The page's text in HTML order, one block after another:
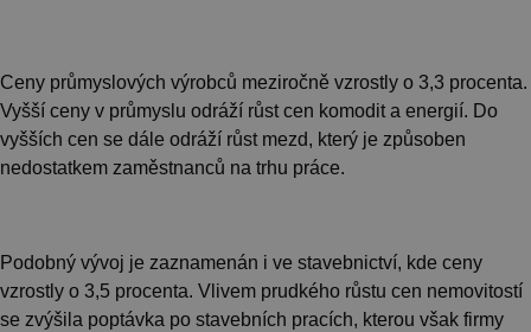
Ceny průmyslových výrobců meziročně vzrostly o 3,3 procenta.
Vyšší ceny v průmyslu odráží růst cen komodit a energií. Do
vyšších cen se dále odráží růst mezd, který je způsoben
nedostatkem zaměstnanců na trhu práce.
Podobný vývoj je zaznamenán i ve stavebnictví, kde ceny
vzrostly o 3,5 procenta. Vlivem prudkého růstu cen nemovitostí
se zvýšila poptávka po stavebních pracích, kterou však firmy